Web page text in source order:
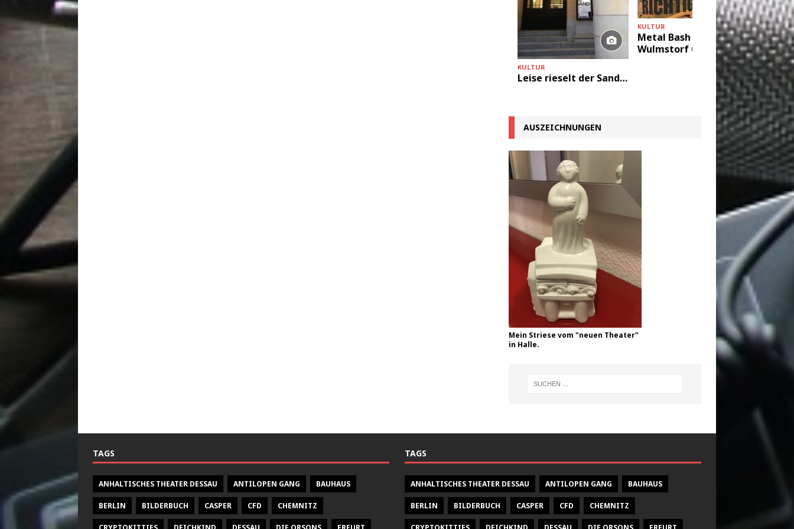
KULTUR
Leise rieselt der Sand…
KULTUR
Metal Bash Neu
Wulmstorf 05.05.2018
KULTUR
Der
AUSZEICHNUNGEN
Mein Striese vom "neuen Theater"
in Halle.
TAGS
ANHALTISCHES THEATER DESSAU ANTILOPEN GANG BAUHAUS
BERLIN BILDERBUCH CASPER CFD CHEMNITZ
TAGS
ANHALTISCHES THEATER DESSAU ANTILOPEN GANG BAUHAUS
BERLIN BILDERBUCH CASPER CFD CHEMNITZ